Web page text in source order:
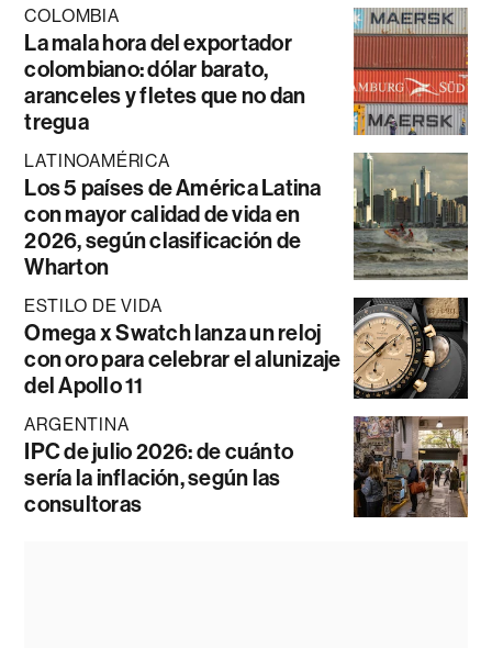
COLOMBIA
La mala hora del exportador
colombiano: dólar barato,
aranceles y fletes que no dan
tregua
LATINOAMÉRICA
Los 5 países de América Latina
con mayor calidad de vida en
2026, según clasificación de
Wharton
ESTILO DE VIDA
Omega x Swatch lanza un reloj
con oro para celebrar el alunizaje
del Apollo 11
ARGENTINA
IPC de julio 2026: de cuánto
sería la inflación, según las
consultoras